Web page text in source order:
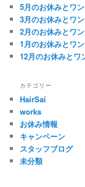
5月のお休みとワ
3月のお休みとワ
2月のお休みとワ
1月のお休みとワ
12月のお休みとワ
カテゴリー
HairSai
works
お休み情報
キャンペーン
スタッフブログ
未分類